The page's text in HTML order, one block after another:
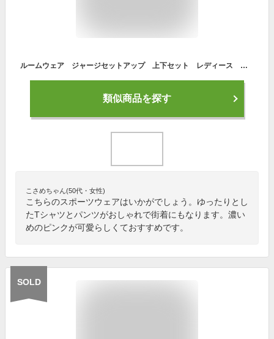
ルームウェア ジャージセットアップ 上下セット レディース 半袖Tシャツ パンツ ランニング トレーナー 運動着 スウェットセット 夏 パジャマ 部屋着 普段着 ゆったり 韓国風 S〜2XLサイズ
類似商品を探す
こさめちゃん(50代・女性)
こちらのスポーツウェアはいかがでしょう。ゆったりとし
たTシャツとパンツがおしゃれで街着にもなります。濃い
めのピンクが可愛らしくておすすめです。
SOLD